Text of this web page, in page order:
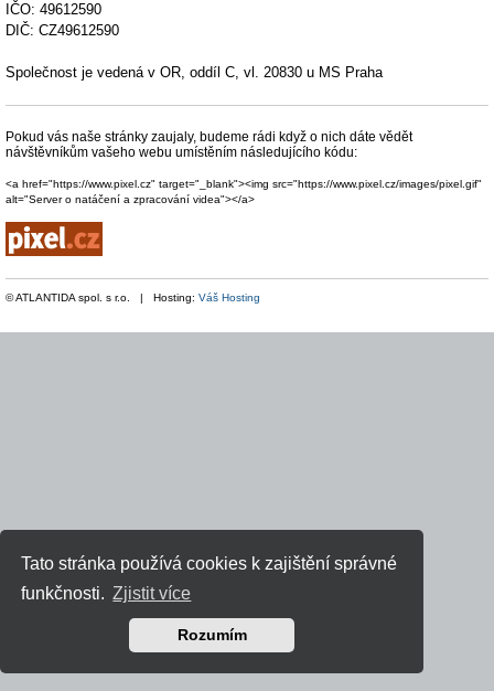
Tato stránka používá cookies k zajištění správné
funkčnosti. Zjistit více
Rozumím
IČO: 49612590
DIČ: CZ49612590
Společnost je vedená v OR, oddíl C, vl. 20830 u MS Praha
Pokud vás naše stránky zaujaly, budeme rádi když o nich dáte vědět
návštěvníkům vašeho webu umístěním následujícího kódu:
<a href="https://www.pixel.cz" target="_blank"><img src="https://www.pixel.cz/images/pixel.gif"
alt="Server o natáčení a zpracování videa"></a>
© ATLANTIDA spol. s r.o. | Hosting: Váš Hosting